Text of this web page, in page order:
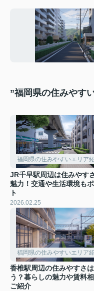
”福岡県の住みやす
福岡県の住みやすいエリア
JR千早駅周辺は住みやす
魅力！交通や生活環境も
ト
2026.02.25
福岡県の住みやすいエリア
香椎駅周辺の住みやすさ
う？暮らしの魅力や賃料
ご紹介